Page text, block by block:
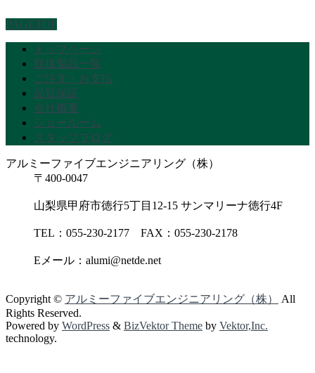
PAGETOP
トップページ
取扱製品一覧
ご注文・お支払
品質保証
会社概要
ショールーム
スタッフブログ
アルミーファイブエンジニアリング（株）
〒400-0047
山梨県甲府市徳行5丁目12-15 サンマリーナ徳行4F
TEL：055-230-2177 FAX：055-230-2178
Eメール：alumi@netde.net
Copyright © アルミーファイブエンジニアリング（株）
All
Rights Reserved.
Powered by WordPress & BizVektor Theme by Vektor,Inc.
technology.